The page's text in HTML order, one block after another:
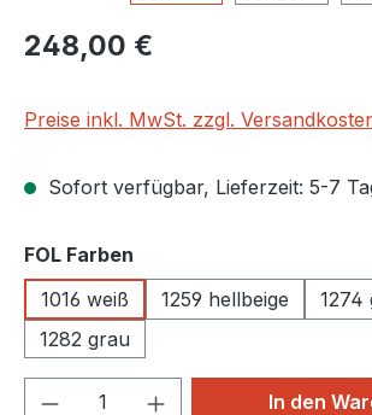
Regulärer Preis:
248,00 €
Preise inkl. MwSt. zzgl.
Sofort verfügbar, Lieferzeit: 5-7
FOL Farben
1016 weiß
1259 hellbeige
1274
1282 grau
Produkt Anzahl: Gib den
In den